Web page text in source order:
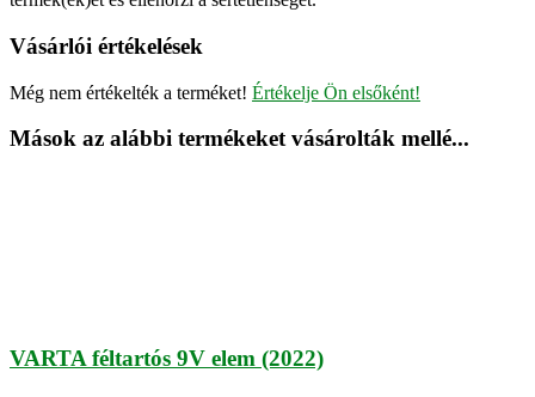
Vásárlói értékelések
Még nem értékelték a terméket! Értékelje Ön elsőként!
Mások az alábbi termékeket vásárolták mellé...
VARTA féltartós 9V elem (2022)